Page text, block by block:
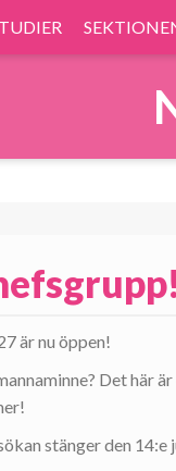
är nu öppen!
Det här
stänger den 14:e